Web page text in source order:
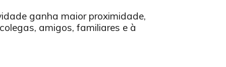
ganha maior proximidade,
amigos, familiares e à